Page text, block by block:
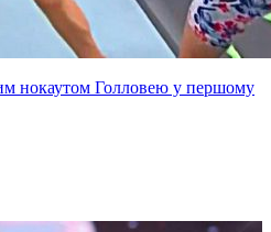
нокаутом Голловею у першому